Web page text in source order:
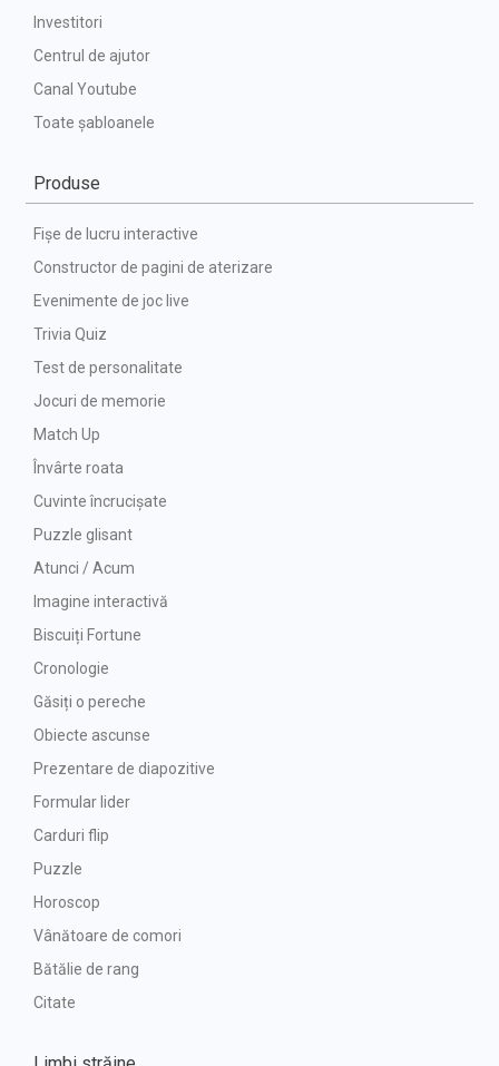
Investitori
Centrul de ajutor
Canal Youtube
Toate șabloanele
Produse
Fișe de lucru interactive
Constructor de pagini de aterizare
Evenimente de joc live
Trivia Quiz
Test de personalitate
Jocuri de memorie
Match Up
Învârte roata
Cuvinte încrucișate
Puzzle glisant
Atunci / Acum
Imagine interactivă
Biscuiți Fortune
Cronologie
Găsiți o pereche
Obiecte ascunse
Prezentare de diapozitive
Formular lider
Carduri flip
Puzzle
Horoscop
Vânătoare de comori
Bătălie de rang
Citate